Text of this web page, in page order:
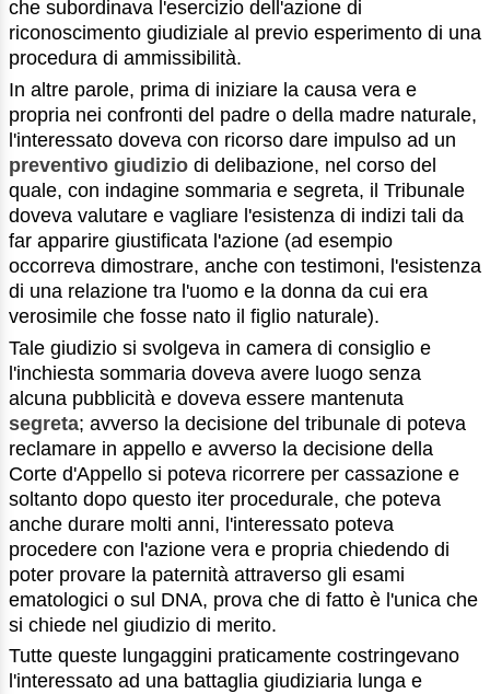
che subordinava l'esercizio dell'azione di
riconoscimento giudiziale al previo esperimento di una
procedura di ammissibilità.
In altre parole, prima di iniziare la causa vera e
propria nei confronti del padre o della madre naturale,
l'interessato doveva con ricorso dare impulso ad un
preventivo giudizio di delibazione, nel corso del
quale, con indagine sommaria e segreta, il Tribunale
doveva valutare e vagliare l'esistenza di indizi tali da
far apparire giustificata l'azione (ad esempio
occorreva dimostrare, anche con testimoni, l'esistenza
di una relazione tra l'uomo e la donna da cui era
verosimile che fosse nato il figlio naturale).
Tale giudizio si svolgeva in camera di consiglio e
l'inchiesta sommaria doveva avere luogo senza
alcuna pubblicità e doveva essere mantenuta
segreta; avverso la decisione del tribunale di poteva
reclamare in appello e avverso la decisione della
Corte d'Appello si poteva ricorrere per cassazione e
soltanto dopo questo iter procedurale, che poteva
anche durare molti anni, l'interessato poteva
procedere con l'azione vera e propria chiedendo di
poter provare la paternità attraverso gli esami
ematologici o sul DNA, prova che di fatto è l'unica che
si chiede nel giudizio di merito.
Tutte queste lungaggini praticamente costringevano
l'interessato ad una battaglia giudiziaria lunga e